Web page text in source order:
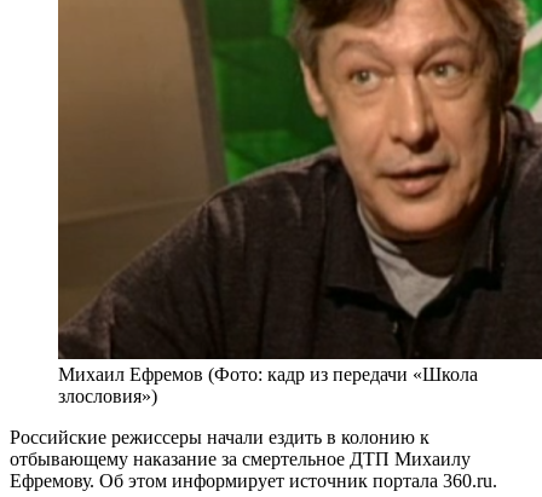
Михаил Ефремов (Фото: кадр из передачи «Школа
злословия»)
Российские режиссеры начали ездить в колонию к
отбывающему наказание за смертельное ДТП Михаилу
Ефремову. Об этом информирует источник портала 360.ru.